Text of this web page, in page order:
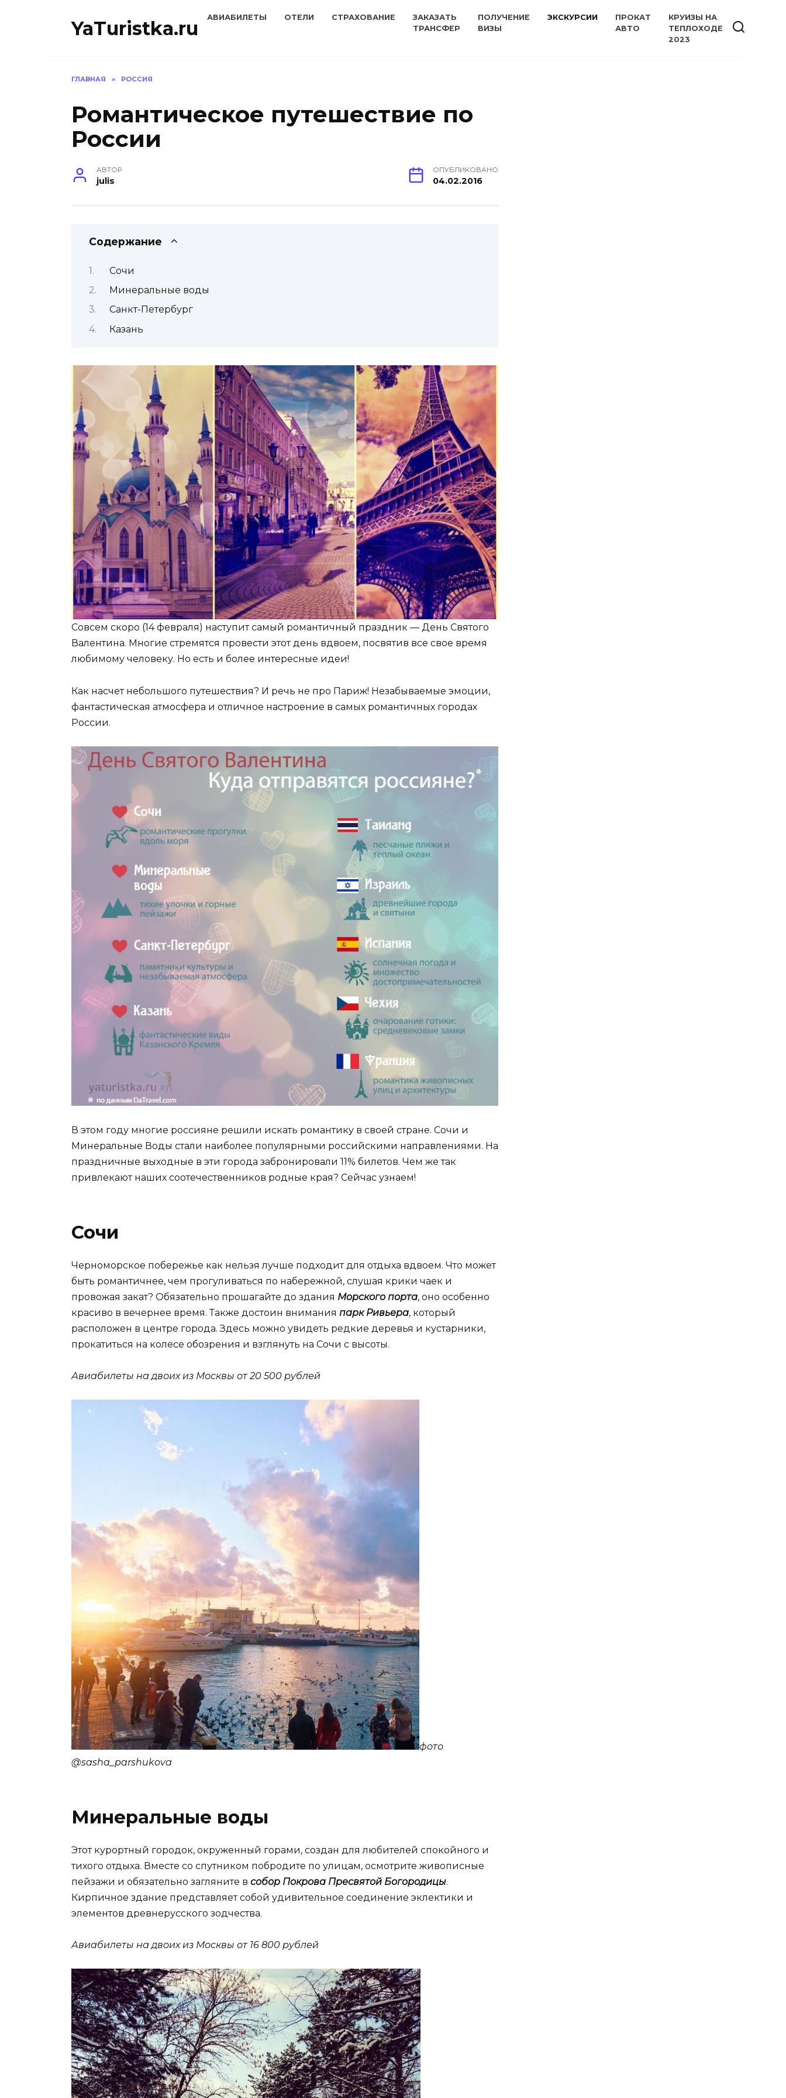
YaTuristka.ru АВИАБИЛЕТЫ ОТЕЛИ СТРАХОВАНИЕ
ЗАКАЗАТЬ
ТРАНСФЕР
ПОЛУЧЕНИЕ
ВИЗЫ
ЭКСКУРСИИ
ПРОКАТ
АВТО
КРУИЗЫ НА
ТЕПЛОХОДЕ
2023
ГЛАВНАЯ » РОССИЯ
Романтическое путешествие по
России
АВТОР
julis
ОПУБЛИКОВАНО
04.02.2016
Содержание
Сочи
Минеральные воды
Санкт-Петербург
Казань
Совсем скоро (14 февраля) наступит самый романтичный праздник — День Святого
Валентина. Многие стремятся провести этот день вдвоем, посвятив все свое время
любимому человеку. Но есть и более интересные идеи!
Как насчет небольшого путешествия? И речь не про Париж! Незабываемые эмоции,
фантастическая атмосфера и отличное настроение в самых романтичных городах
России.
В этом году многие россияне решили искать романтику в своей стране. Сочи и
Минеральные Воды стали наиболее популярными российскими направлениями. На
праздничные выходные в эти города забронировали 11% билетов. Чем же так
привлекают наших соотечественников родные края? Сейчас узнаем!
Сочи
Черноморское побережье как нельзя лучше подходит для отдыха вдвоем. Что может
быть романтичнее, чем прогуливаться по набережной, слушая крики чаек и
провожая закат? Обязательно прошагайте до здания Морского порта, оно особенно
красиво в вечернее время. Также достоин внимания парк Ривьера, который
расположен в центре города. Здесь можно увидеть редкие деревья и кустарники,
прокатиться на колесе обозрения и взглянуть на Сочи с высоты.
Авиабилеты на двоих из Москвы от 20 500 рублей
фото
@sasha_parshukova
Минеральные воды
Этот курортный городок, окруженный горами, создан для любителей спокойного и
тихого отдыха. Вместе со спутником побродите по улицам, осмотрите живописные
пейзажи и обязательно загляните в собор Покрова Пресвятой Богородицы.
Кирпичное здание представляет собой удивительное соединение эклектики и
элементов древнерусского зодчества.
Авиабилеты на двоих из Москвы от 16 800 рублей